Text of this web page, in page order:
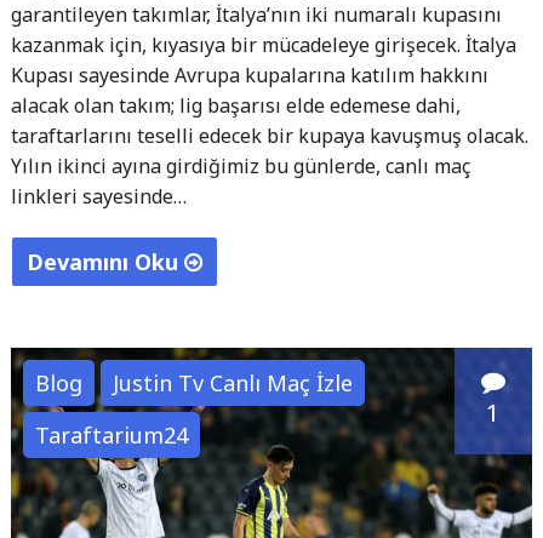
garantileyen takımlar, İtalya’nın iki numaralı kupasını
kazanmak için, kıyasıya bir mücadeleye girişecek. İtalya
Kupası sayesinde Avrupa kupalarına katılım hakkını
alacak olan takım; lig başarısı elde edemese dahi,
taraftarlarını teselli edecek bir kupaya kavuşmuş olacak.
Yılın ikinci ayına girdiğimiz bu günlerde, canlı maç
linkleri sayesinde…
Devamını Oku
Çeyrek
Final
Canlı
Maç
İzle
Blog
Justin Tv Canlı Maç İzle
Taraftarium24
1